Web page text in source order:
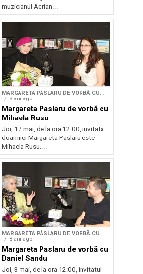
muzicianul Adrian...
MARGARETA PÂSLARU DE VORBĂ CU...
8 ani ago
Margareta Paslaru de vorbă cu
Mihaela Rusu
Joi, 17 mai, de la ora 12:00, invitata
doamnei Margareta Paslaru este
Mihaela Rusu....
MARGARETA PÂSLARU DE VORBĂ CU...
8 ani ago
Margareta Paslaru de vorbă cu
Daniel Sandu
Joi, 3 mai, de la ora 12:00, invitatul